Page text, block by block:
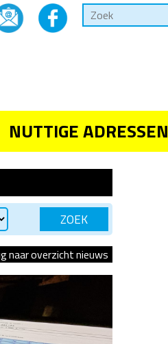
NUTTIGE ADRESSEN
naar overzicht nieuws